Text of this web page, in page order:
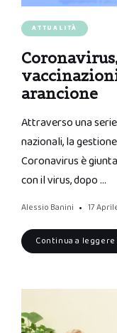
ATTUALITÀ
arancione
Attraverso una
nazionali, la
Coronavirus è
con il virus, dopo …
Alessio Banini 17
Continua a leggere